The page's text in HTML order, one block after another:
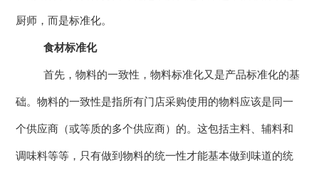
厨师，而是标准化。
食材标准化
首先，物料的一致性，物料标准化又是产品标准化的基
础。物料的一致性是指所有门店采购使用的物料应该是同一
个供应商（或等质的多个供应商）的。这包括主料、辅料和
调味料等等，只有做到物料的统一性才能基本做到味道的统